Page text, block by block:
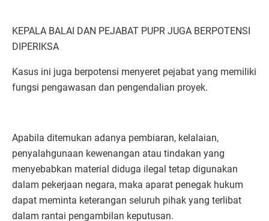
KEPALA BALAI DAN PEJABAT PUPR JUGA BERPOTENSI
DIPERIKSA
Kasus ini juga berpotensi menyeret pejabat yang memiliki
fungsi pengawasan dan pengendalian proyek.
Apabila ditemukan adanya pembiaran, kelalaian,
penyalahgunaan kewenangan atau tindakan yang
menyebabkan material diduga ilegal tetap digunakan
dalam pekerjaan negara, maka aparat penegak hukum
dapat meminta keterangan seluruh pihak yang terlibat
dalam rantai pengambilan keputusan.